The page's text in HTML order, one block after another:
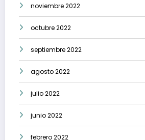
noviembre 2022
octubre 2022
septiembre 2022
agosto 2022
julio 2022
junio 2022
febrero 2022